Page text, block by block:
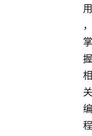
用
，
掌
握
相
关
编
程